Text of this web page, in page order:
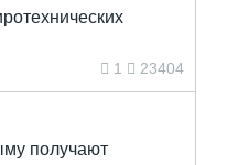
1 23404
получают